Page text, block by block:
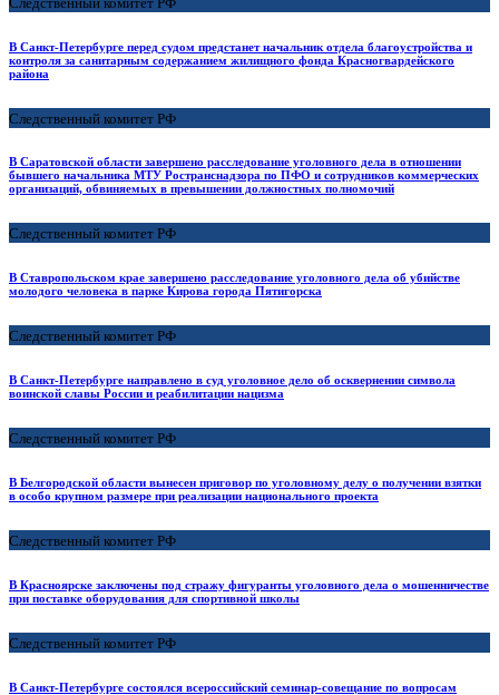
В Санкт-Петербурге перед судом предстанет начальник отдела благоустройства и
контроля за санитарным содержанием жилищного фонда Красногвардейского
района
Следственный комитет РФ
В Саратовской области завершено расследование уголовного дела в отношении
бывшего начальника МТУ Ространснадзора по ПФО и сотрудников коммерческих
организаций, обвиняемых в превышении должностных полномочий
Следственный комитет РФ
В Ставропольском крае завершено расследование уголовного дела об убийстве
молодого человека в парке Кирова города Пятигорска
Следственный комитет РФ
В Санкт-Петербурге направлено в суд уголовное дело об осквернении символа
воинской славы России и реабилитации нацизма
Следственный комитет РФ
В Белгородской области вынесен приговор по уголовному делу о получении взятки
в особо крупном размере при реализации национального проекта
Следственный комитет РФ
В Красноярске заключены под стражу фигуранты уголовного дела о мошенничестве
при поставке оборудования для спортивной школы
Следственный комитет РФ
В Санкт-Петербурге состоялся всероссийский семинар-совещание по вопросам